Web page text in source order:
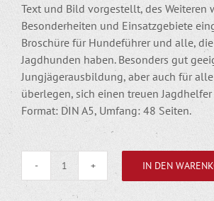
Text und Bild vorgestellt, des Weiteren
Besonderheiten und Einsatzgebiete
Broschüre für Hundeführer und alle,
Jagdhunden haben. Besonders gut
Jungjägerausbildung, aber auch für alle
überlegen, sich einen treuen
Format: DIN A5, Umfang: 48 Seiten.
Unsere
Jagdhunde
IN DEN